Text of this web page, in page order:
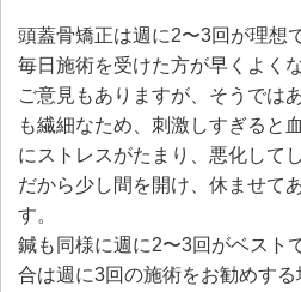
頭蓋骨矯正は週に2〜3回が理想
毎日施術を受けた方が早くよく
ご意見もありますが、そうでは
も繊細なため、刺激しすぎると
にストレスがたまり、悪化して
だから少し間を開け、休ませて
す。
鍼も同様に週に2〜3回がベスト
合は週に3回の施術をお勧めす